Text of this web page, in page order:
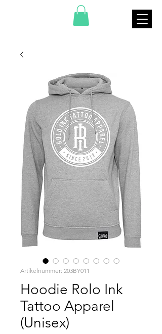
Artikelnummer: 203BY011
Hoodie Rolo Ink
Tattoo Apparel
(Unisex)